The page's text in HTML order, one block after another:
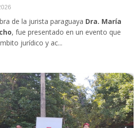
de la jurista paraguaya Dra. María
, fue presentado en un evento que
jurídico y ac...